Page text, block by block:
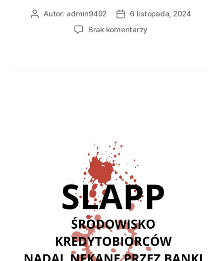
AutorAutor: admin9492
Data
wpisu
6 listopada, 2024
Brak komentarzy